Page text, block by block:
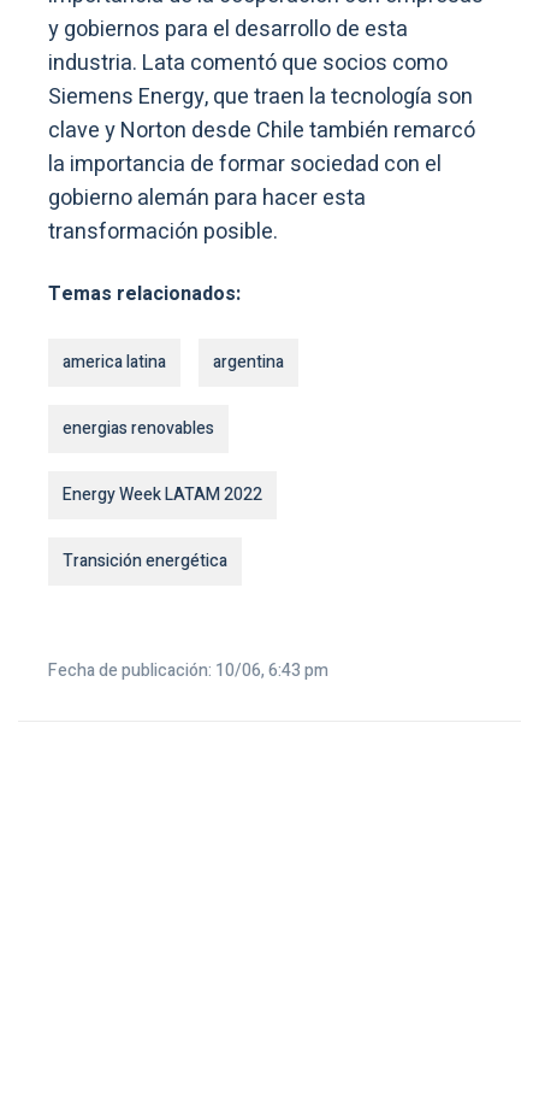
y gobiernos para el desarrollo de esta
industria. Lata comentó que socios como
Siemens Energy, que traen la tecnología son
clave y Norton desde Chile también remarcó
la importancia de formar sociedad con el
gobierno alemán para hacer esta
transformación posible.
Temas relacionados:
america latina argentina
energias renovables
Energy Week LATAM 2022
Transición energética
Fecha de publicación: 10/06, 6:43 pm